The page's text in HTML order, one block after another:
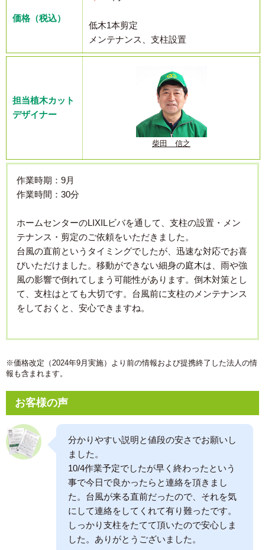
価格（税込）
低木1本剪定
メンテナンス、支柱設置
担当植木カット
デザイナー
柴田 信之
作業時期：9月
作業時間：30分
ホームセンターのLIXILビバを通して、支柱の設置・メン
テナンス・剪定のご依頼をいただきました。
台風の直前というタイミングでしたが、迅速な対応でお喜
びいただけました。移動ができない細身の庭木は、雨や強
風の影響で倒れてしまう可能性があります。倒木対策とし
て、支柱はとても大切です。台風前に支柱のメンテナンス
をしておくと、安心できますね。
※価格改定（2024年9月実施）より前の情報および提携終了した法人の情
報も含まれます。
お客様の声
分かりやすい説明と値段の安さでお願いし
ました。
10/4作業予定でしたが早く終わったという
事で今日で良かったらと連絡を頂きまし
た。台風が来る直前だったので、それを気
にして連絡をしてくれて有り難ったです。
しっかり支柱をたてて頂いたので安心しま
した。ありがとうございました。